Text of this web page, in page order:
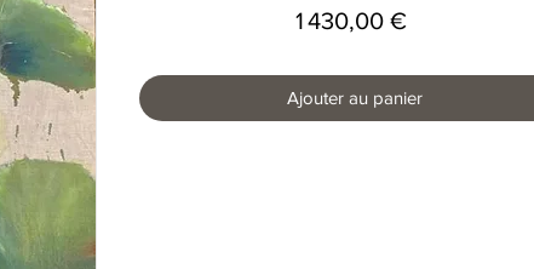
1 430,00 €Prix
Ajouter au panier